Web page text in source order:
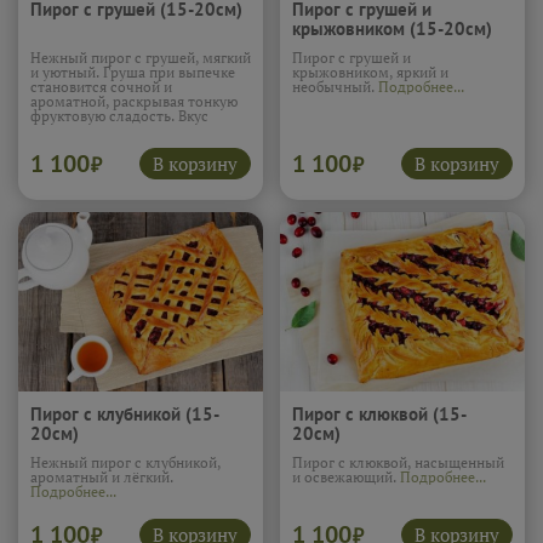
Пирог с грушей (15-20см)
Нежный пирог с грушей, мягкий
и уютный. Груша при выпечке
становится сочной и
ароматной, раскрывая тонкую
фруктовую сладость. Вкус
получается нежным и
спокойным, очень тёплым и
домашним. Этот пирог словно
создан для тихого чаепития и
1 100₽ В корзину
Пирог с грушей и
крыжовником (15-20см)
Пирог с грушей и
крыжовником, яркий и
необычный. Подробнее...
1 100₽ В корзину
Пирог с клубникой (15-
20см)
Нежный пирог с клубникой,
ароматный и лёгкий.
Подробнее...
1 100₽ В корзину
Пирог с клюквой (15-
20см)
Пирог с клюквой, насыщенный
и освежающий. Подробнее...
1 100₽ В корзину